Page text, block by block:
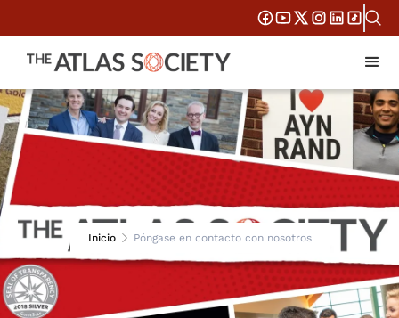
Inicio Póngase en contacto con nosotros